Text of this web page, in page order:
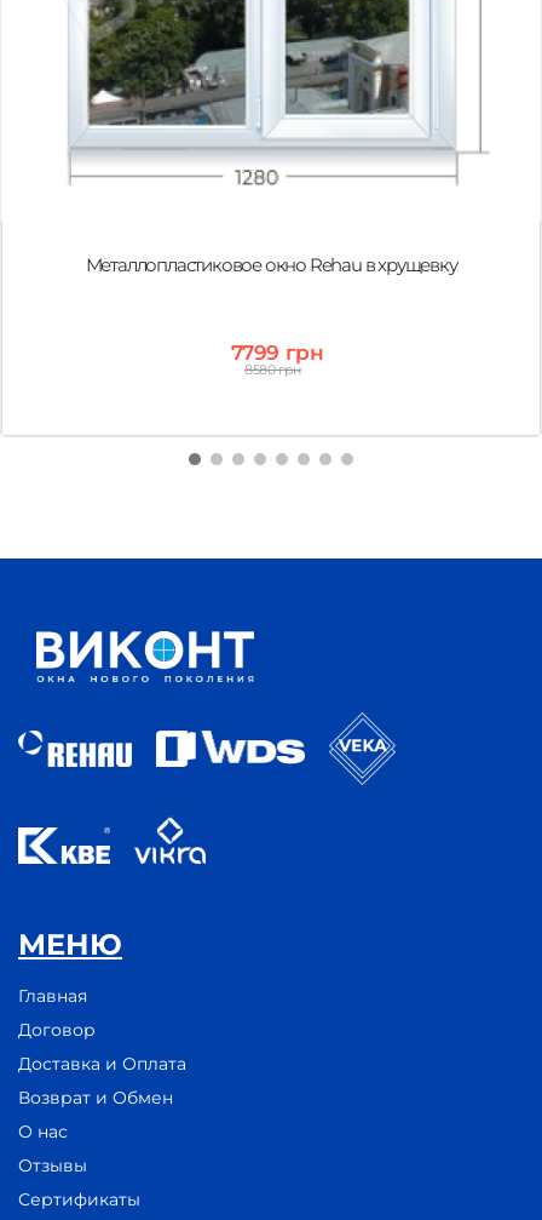
Металлопластиковое окно Rehau в хрущевку
7799 грн
8580 грн
МЕНЮ
Главная
Договор
Доставка и Оплата
Возврат и Обмен
О нас
Отзывы
Сертификаты